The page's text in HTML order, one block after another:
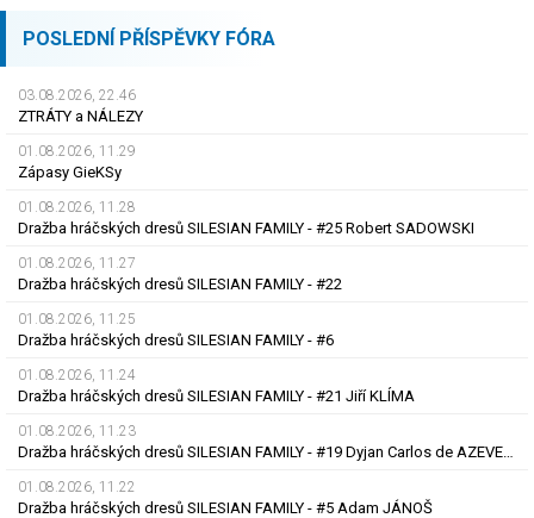
POSLEDNÍ PŘÍSPĚVKY FÓRA
03.08.2026, 22.46
ZTRÁTY a NÁLEZY
01.08.2026, 11.29
Zápasy GieKSy
01.08.2026, 11.28
Dražba hráčských dresů SILESIAN FAMILY - #25 Robert SADOWSKI
01.08.2026, 11.27
Dražba hráčských dresů SILESIAN FAMILY - #22
01.08.2026, 11.25
Dražba hráčských dresů SILESIAN FAMILY - #6
01.08.2026, 11.24
Dražba hráčských dresů SILESIAN FAMILY - #21 Jiří KLÍMA
01.08.2026, 11.23
Dražba hráčských dresů SILESIAN FAMILY - #19 Dyjan Carlos de AZEVEDO
01.08.2026, 11.22
Dražba hráčských dresů SILESIAN FAMILY - #5 Adam JÁNOŠ